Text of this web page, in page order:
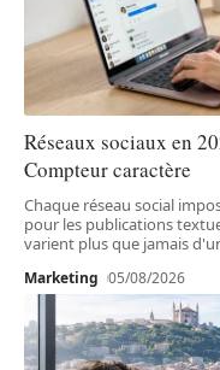
Réseaux sociaux en
Compteur caractère
Chaque réseau social
pour les publications
varient plus que jamais
Marketing 05/08/2026